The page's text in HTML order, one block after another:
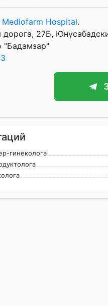
Mediofarm Hospital.
дорога, 27Б,
"Бадамзар"
гинеколога